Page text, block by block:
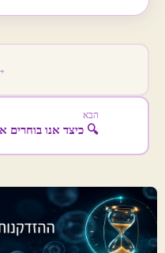
הבא
🔍 כיצד אנו בוחרים